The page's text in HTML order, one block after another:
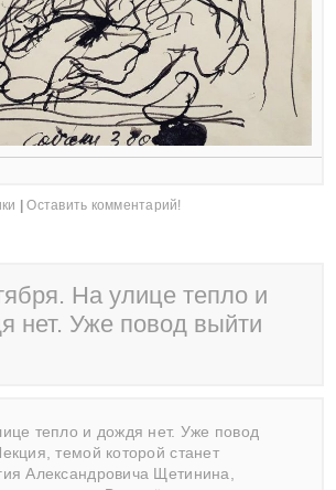
Оставить комментарий!
На улице тепло и
нет. Уже повод выйти
тепло и дождя нет. Уже повод
темой которой станет
Александровича Щетинина,